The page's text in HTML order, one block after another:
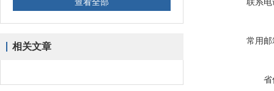
相关文章
常用邮
省